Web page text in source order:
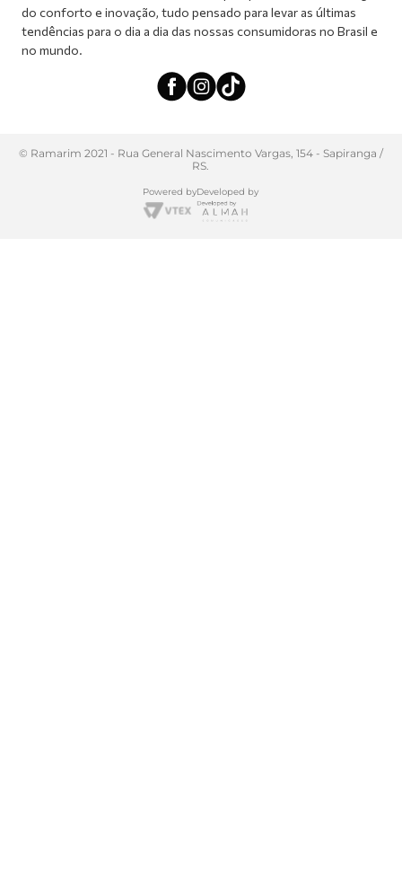
do conforto e inovação, tudo pensado para levar as últimas
tendências para o dia a dia das nossas consumidoras no Brasil e
no mundo.
© Ramarim 2021 - Rua General Nascimento Vargas, 154 - Sapiranga /
RS.
Powered byDeveloped by